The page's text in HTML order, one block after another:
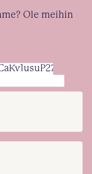
Ole meihin